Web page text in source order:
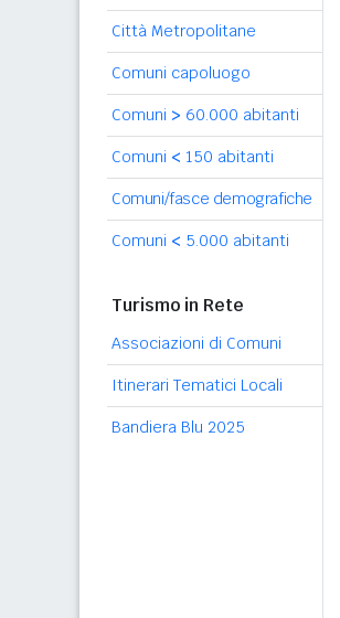
Città Metropolitane
Comuni capoluogo
Comuni > 60.000 abitanti
Comuni < 150 abitanti
Comuni/fasce demografiche
Comuni < 5.000 abitanti
Turismo in Rete
Associazioni di Comuni
Itinerari Tematici Locali
Bandiera Blu 2025